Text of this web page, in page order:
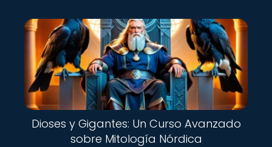
Dioses y Gigantes: Un Curso Avanzado
sobre Mitología Nórdica